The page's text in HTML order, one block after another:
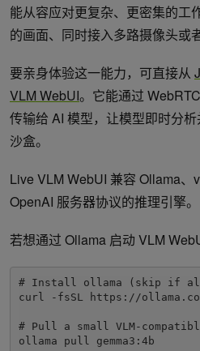
能从容应对更复杂、更密集的工
的画面、同时接入多路摄像头或
要亲身体验这一能力，可直接从
VLM WebUI。它能通过
传输给 AI 模型，让模型即时分
沙盒。
Live VLM WebUI 兼容 Ollama
OpenAI 服务器协议的推理引擎。
若想通过 Ollama 启动 VLM
# Install ollama (skip if
curl -fsSL https://
# Pull a small VLM-
ollama pull gemma3:4b